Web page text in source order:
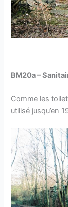
BM20a –
Comme les
utilisé jusqu’en